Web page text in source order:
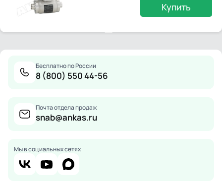
Купить
Бесплатно по России
8 (800) 550 44-56
Почта отдела продаж
snab@ankas.ru
Мы в социальных сетях